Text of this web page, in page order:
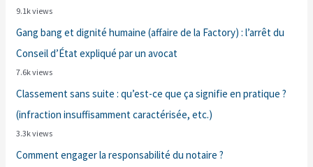
9.1k views
Gang bang et dignité humaine (affaire de la Factory) : l’arrêt du
Conseil d’État expliqué par un avocat
7.6k views
Classement sans suite : qu’est-ce que ça signifie en pratique ?
(infraction insuffisamment caractérisée, etc.)
3.3k views
Comment engager la responsabilité du notaire ?